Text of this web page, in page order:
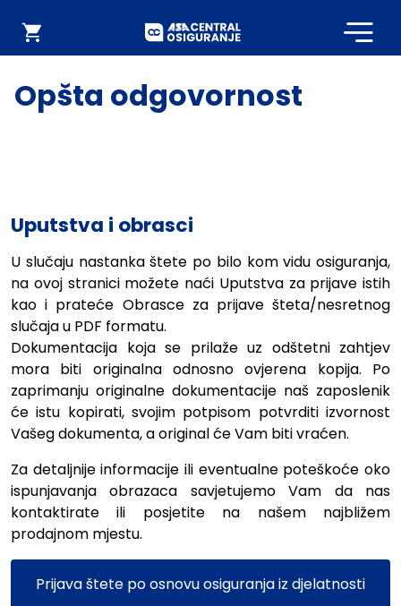
Webshop
Opšta odgovornost
Uputstva i obrasci
U slučaju nastanka štete po bilo kom vidu osiguranja,
na ovoj stranici možete naći Uputstva za prijave istih
kao i prateće Obrasce za prijave šteta/nesretnog
slučaja u PDF formatu.
Dokumentacija koja se prilaže uz odštetni zahtjev
mora biti originalna odnosno ovjerena kopija. Po
zaprimanju originalne dokumentacije naš zaposlenik
će istu kopirati, svojim potpisom potvrditi izvornost
Vašeg dokumenta, a original će Vam biti vraćen.
Za detaljnije informacije ili eventualne poteškoće oko
ispunjavanja obrazaca savjetujemo Vam da nas
kontaktirate ili posjetite na našem najbližem
prodajnom mjestu.
Prijava štete po osnovu osiguranja iz djelatnosti